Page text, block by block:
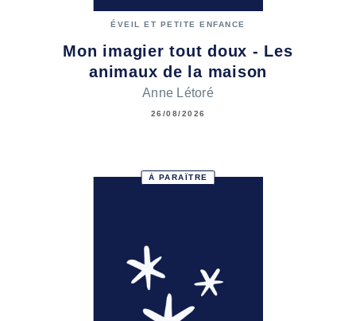
ÉVEIL ET PETITE ENFANCE
Mon imagier tout doux - Les
animaux de la maison
Anne Létoré
26/08/2026
À PARAÎTRE